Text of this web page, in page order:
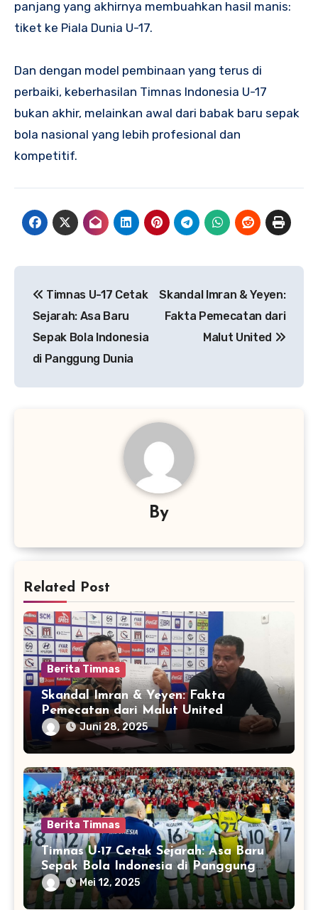
panjang yang akhirnya membuahkan hasil manis:
tiket ke Piala Dunia U-17.
Dan dengan model pembinaan yang terus di
perbaiki, keberhasilan Timnas Indonesia U-17
bukan akhir, melainkan awal dari babak baru sepak
bola nasional yang lebih profesional dan
kompetitif.
pos
Timnas U-17 Cetak
Sejarah: Asa Baru
Sepak Bola Indonesia
di Panggung Dunia
Skandal Imran & Yeyen:
Fakta Pemecatan dari
Malut United
By
Related Post
Berita Timnas
Skandal Imran & Yeyen: Fakta
Pemecatan dari Malut United
Juni 28, 2025
Berita Timnas
Timnas U-17 Cetak Sejarah: Asa Baru
Sepak Bola Indonesia di Panggung
Dunia Mei 12, 2025